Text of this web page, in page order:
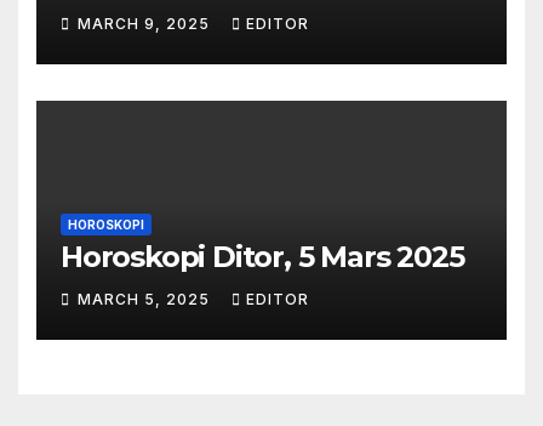
MARCH 9, 2025 EDITOR
HOROSKOPI
Horoskopi Ditor, 5 Mars 2025
MARCH 5, 2025 EDITOR